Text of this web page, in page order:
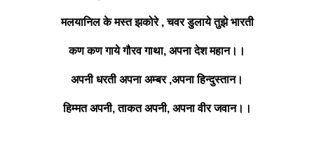
मलयानिल के मस्त झकोरे , चवर डुलाये तुझे भारती
कण कण गाये गौरव गाथा, अपना देश महान।।
अपनी धरती अपना अम्बर ,अपना हिन्दुस्तान।
हिम्मत अपनी, ताकत अपनी, अपना वीर जवान।।